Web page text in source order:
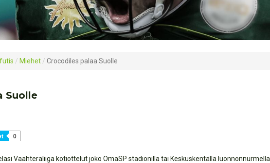
/ Miehet / Crocodiles palaa Suolle
Suolle
0
Vaahteraliiga kotiottelut joko OmaSP stadionilla tai Keskuskentällä luonnonnurmella.